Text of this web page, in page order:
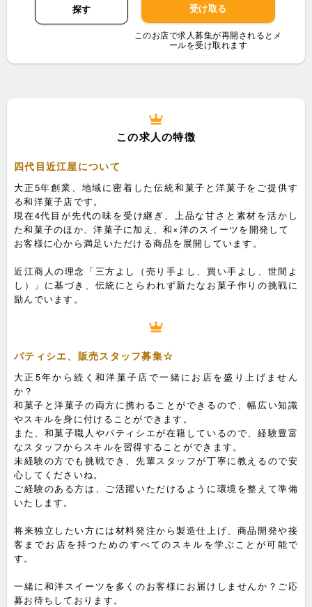
探す
受け取る
このお店で求人募集が再開されるとメ
ールを受け取れます
この求人の特徴
四代目近江屋について
大正5年創業、地域に密着した伝統和菓子と洋菓子をご提供す
る和洋菓子店です。
現在4代目が先代の味を受け継ぎ、上品な甘さと素材を活かし
た和菓子のほか、洋菓子に加え、和×洋のスイーツを開発して
お客様に心から満足いただける商品を展開しています。
近江商人の理念「三方よし（売り手よし、買い手よし、世間よ
し）」に基づき、伝統にとらわれず新たなお菓子作りの挑戦に
励んでいます。
パティシエ、販売スタッフ募集☆
大正5年から続く和洋菓子店で一緒にお店を盛り上げません
か？
和菓子と洋菓子の両方に携わることができるので、幅広い知識
やスキルを身に付けることができます。
また、和菓子職人やパティシエが在籍しているので、経験豊富
なスタッフからスキルを習得することができます。
未経験の方でも挑戦でき、先輩スタッフが丁寧に教えるので安
心してくださいね。
ご経験のある方は、ご活躍いただけるように環境を整えて準備
いたします。
将来独立したい方には材料発注から製造仕上げ、商品開発や接
客までお店を持つためのすべてのスキルを学ぶことが可能で
す。
一緒に和洋スイーツを多くのお客様にお届けしませんか？ご応
募お待ちしております。